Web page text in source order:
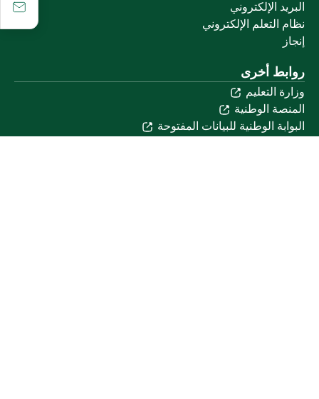
البريد الإلكتروني
نظام التعلم الإلكتروني
إنجاز
روابط أخرى
وزارة التعليم
المنصة الوطنية
البوابة الوطنية للبيانات المفتوحة